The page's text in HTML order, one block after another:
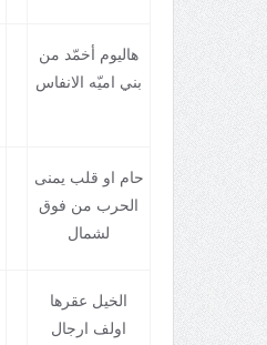
هاليوم أخمّد من
بني اميّه الانفاس
حام او قلب يمنی
الحرب من فوق
لشمال
الخيل عقرها
اولف ارجال